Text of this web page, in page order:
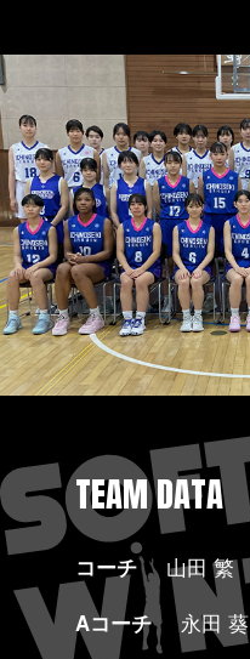
TEAM DATA
コーチ
山田 繁
Aコーチ
永田 葵